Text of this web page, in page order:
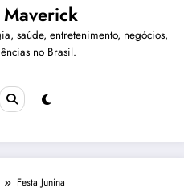
saúde, entretenimento, negócios,
no Brasil.
Festa Junina